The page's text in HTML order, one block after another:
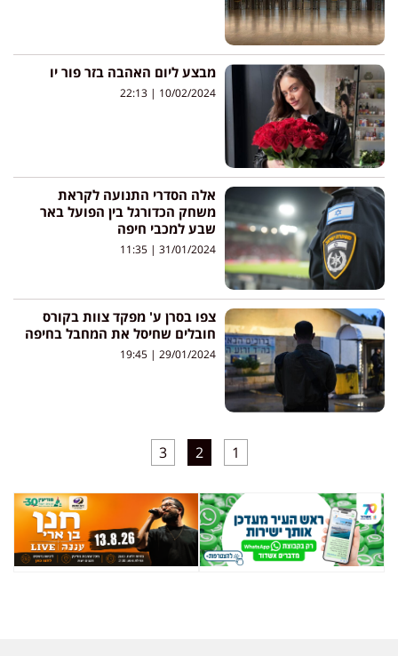
מבצע ליום האהבה בזר פור יו
10/02/2024
אלה הסדרי התנועה לקראת
משחק הכדורגל בין הפועל באר
שבע למכבי חיפה
31/01/2024
צפו בסרן ע' מפקד צוות בקורס
חובלים שחיסל את המחבל בחיפה
29/01/2024
1
2
3